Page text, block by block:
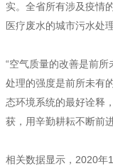
实。全省所有涉及疫情
医疗废水的城市污水处
“空气质量的改善是前
处理的强度是前所未有
态环境系统的最好诠释
获，用辛勤耕耘不断前
相关数据显示，2020年